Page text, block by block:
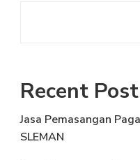
Recent
Jasa Pemasangan
SLEMAN